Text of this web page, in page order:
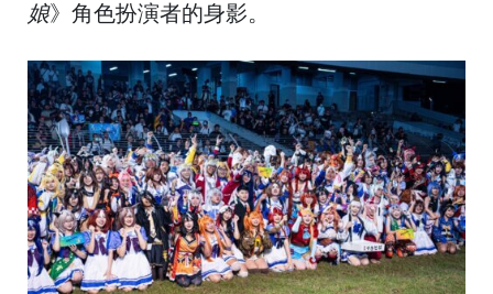
娘》角色扮演者的身影。